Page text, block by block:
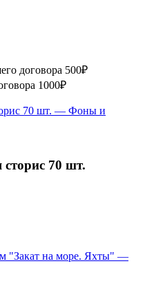
договора 500₽
1000₽
70 шт.